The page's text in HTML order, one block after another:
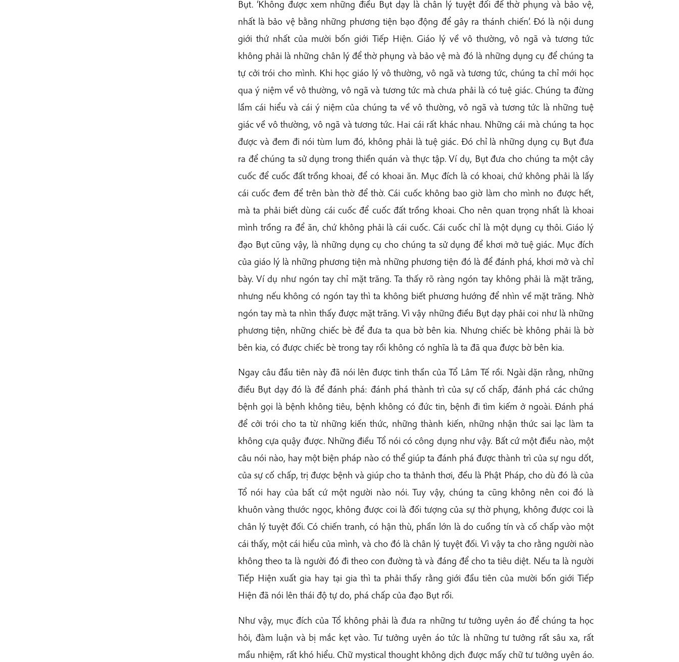
Bụt. ‘Không được xem những điều Bụt dạy là chân lý tuyệt đối để thờ phụng và bảo vệ,
nhất là bảo vệ bằng những phương tiện bạo động để gây ra thánh chiến’. Đó là nội dung
giới thứ nhất của mười bốn giới Tiếp Hiện. Giáo lý về vô thường, vô ngã và tương tức
không phải là những chân lý để thờ phụng và bảo vệ mà đó là những dụng cụ để chúng ta
tự cởi trói cho mình. Khi học giáo lý vô thường, vô ngã và tương tức, chúng ta chỉ mới học
qua ý niệm về vô thường, vô ngã và tương tức mà chưa phải là có tuệ giác. Chúng ta đừng
lầm cái hiểu và cái ý niệm của chúng ta về vô thường, vô ngã và tương tức là những tuệ
giác về vô thường, vô ngã và tương tức. Hai cái rất khác nhau. Những cái mà chúng ta học
được và đem đi nói tùm lum đó, không phải là tuệ giác. Đó chỉ là những dụng cụ Bụt đưa
ra để chúng ta sử dụng trong thiền quán và thực tập. Ví dụ, Bụt đưa cho chúng ta một cây
cuốc để cuốc đất trồng khoai, để có khoai ăn. Mục đích là có khoai, chứ không phải là lấy
cái cuốc đem để trên bàn thờ để thờ. Cái cuốc không bao giờ làm cho mình no được hết,
mà ta phải biết dùng cái cuốc để cuốc đất trồng khoai. Cho nên quan trọng nhất là khoai
mình trồng ra để ăn, chứ không phải là cái cuốc. Cái cuốc chỉ là một dụng cụ thôi. Giáo lý
đạo Bụt cũng vậy, là những dụng cụ cho chúng ta sử dụng để khơi mở tuệ giác. Mục đích
của giáo lý là những phương tiện mà những phương tiện đó là để đánh phá, khơi mở và chỉ
bày. Ví dụ như ngón tay chỉ mặt trăng. Ta thấy rõ ràng ngón tay không phải là mặt trăng,
nhưng nếu không có ngón tay thì ta không biết phương hướng để nhìn về mặt trăng. Nhờ
ngón tay mà ta nhìn thấy được mặt trăng. Vì vậy những điều Bụt dạy phải coi như là những
phương tiện, những chiếc bè để đưa ta qua bờ bên kia. Nhưng chiếc bè không phải là bờ
bên kia, có được chiếc bè trong tay rồi không có nghĩa là ta đã qua được bờ bên kia.
Ngay câu đầu tiên này đã nói lên được tinh thần của Tổ Lâm Tế rồi. Ngài dặn rằng, những
điều Bụt dạy đó là để đánh phá: đánh phá thành trì của sự cố chấp, đánh phá các chứng
bệnh gọi là bệnh không tiêu, bệnh không có đức tin, bệnh đi tìm kiếm ở ngoài. Đánh phá
để cởi trói cho ta từ những kiến thức, những thành kiến, những nhận thức sai lạc làm ta
không cựa quậy được. Những điều Tổ nói có công dụng như vậy. Bất cứ một điều nào, một
câu nói nào, hay một biện pháp nào có thể giúp ta đánh phá được thành trì của sự ngu dốt,
của sự cố chấp, trị được bệnh và giúp cho ta thảnh thơi, đều là Phật Pháp, cho dù đó là của
Tổ nói hay của bất cứ một người nào nói. Tuy vậy, chúng ta cũng không nên coi đó là
khuôn vàng thước ngọc, không được coi là đối tượng của sự thờ phụng, không được coi là
chân lý tuyệt đối. Có chiến tranh, có hận thù, phần lớn là do cuồng tín và cố chấp vào một
cái thấy, một cái hiểu của mình, và cho đó là chân lý tuyệt đối. Vì vậy ta cho rằng người nào
không theo ta là người đó đi theo con đường tà và đáng để cho ta tiêu diệt. Nếu ta là người
Tiếp Hiện xuất gia hay tại gia thì ta phải thấy rằng giới đầu tiên của mười bốn giới Tiếp
Hiện đã nói lên thái độ tự do, phá chấp của đạo Bụt rồi.
Như vậy, mục đích của Tổ không phải là đưa ra những tư tưởng uyên áo để chúng ta học
hỏi, đàm luận và bị mắc kẹt vào. Tư tưởng uyên áo tức là những tư tưởng rất sâu xa, rất
mầu nhiệm, rất khó hiểu. Chữ mystical thought không dịch được mấy chữ tư tưởng uyên áo.